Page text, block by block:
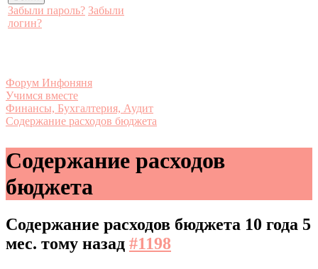
Забыли пароль? Забыли
логин?
Форум Инфоняня
Учимся вместе
Финансы, Бухгалтерия, Аудит
Содержание расходов бюджета
Содержание расходов
бюджета
Содержание расходов бюджета 10 года 5
мес. тому назад #1198